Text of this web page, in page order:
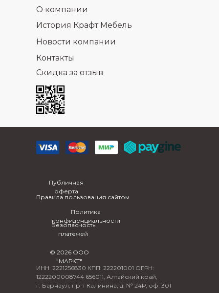
О компании
История Крафт Мебель
Новости компании
Контакты
Скидка за отзыв
Публичная
оферта
Правила пользования сайтом
Политика
конфиденциальности
Безопасность
платежей
© 2026 ООО
"МАРКТ"
ИНН: 2221256830 КПП: 222201001 ОГРН:
1222200008744 656011, Алтайский край,
г. Барнаул, пр-т Калинина, д. № 24Р, оф. 301